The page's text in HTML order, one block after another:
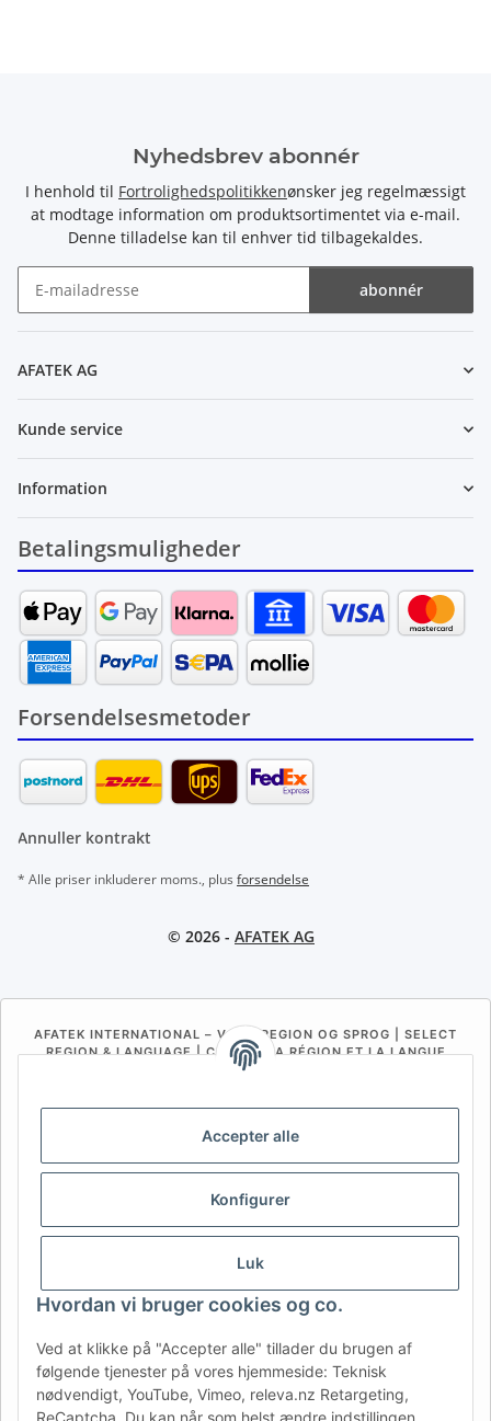
Accepter alle
Konfigurer
Luk
Hvordan vi bruger cookies og co.
Ved at klikke på "Accepter alle" tillader du brugen af
følgende tjenester på vores hjemmeside: Teknisk
nødvendigt, YouTube, Vimeo, releva.nz Retargeting,
ReCaptcha. Du kan når som helst ændre indstillingen
Nyhedsbrev abonnér
I henhold til Fortrolighedspolitikkenønsker jeg regelmæssigt
at modtage information om produktsortimentet via e-mail.
Denne tilladelse kan til enhver tid tilbagekaldes.
abonnér
AFATEK AG
Kunde service
Information
Betalingsmuligheder
Forsendelsesmetoder
Annuller kontrakt
* Alle priser inkluderer moms., plus forsendelse
© 2026 - AFATEK AG
AFATEK INTERNATIONAL – VÆLG REGION OG SPROG | SELECT
REGION & LANGUAGE | CHOISIR LA RÉGION ET LA LANGUE
BE (NL) BE (FR)
FR IT ES DK PL
USA
RO HR
AFATEK Danmark| Din specialist i reservedele til trailere
Teknisk rådgivning: moc.ketafa@ofni| Moms-ID (DE):